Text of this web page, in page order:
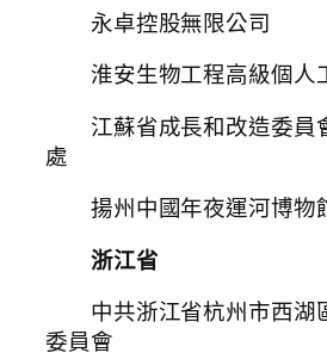
永卓控股無限公司
淮安生物工程高級個人
江蘇省成長和改造委員
處
揚州中國年夜運河博物
浙江省
中共浙江省杭州市西湖
委員會